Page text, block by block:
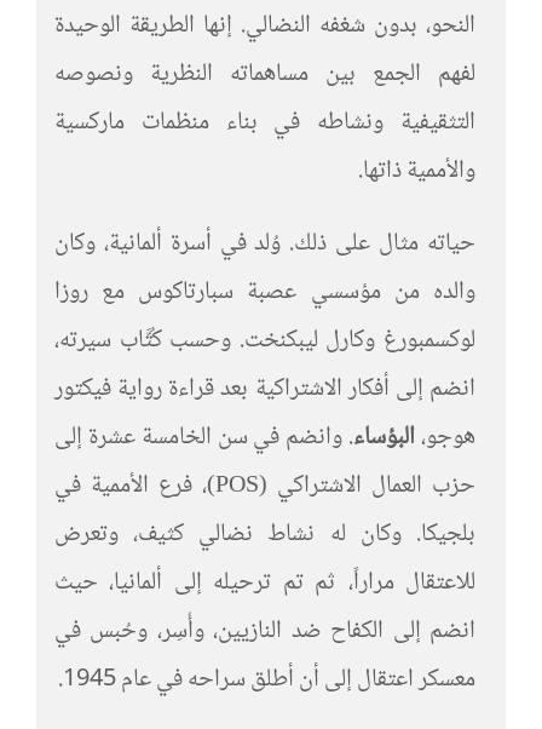
النحو، بدون شغفه النضالي. إنها الطريقة الوحيدة
لفهم الجمع بين مساهماته النظرية ونصوصه
التثقيفية ونشاطه في بناء منظمات ماركسية
والأممية ذاتها.
حياته مثال على ذلك. وُلد في أسرة ألمانية، وكان
والده من مؤسسي عصبة سبارتاكوس مع روزا
لوكسمبورغ وكارل ليبكنخت. وحسب كُتَّاب سيرته،
انضم إلى أفكار الاشتراكية بعد قراءة رواية فيكتور
هوجو،البؤساء. وانضم في سن الخامسة عشرة إلى
حزب العمال الاشتراكي (POS)، فرع الأممية في
بلجيكا. وكان له نشاط نضالي كثيف، وتعرض
للاعتقال مراراً، ثم تم ترحيله إلى ألمانيا، حيث
انضم إلى الكفاح ضد النازيين، وأُسِر، وحُبس في
معسكر اعتقال إلى أن أطلق سراحه في عام 1945.